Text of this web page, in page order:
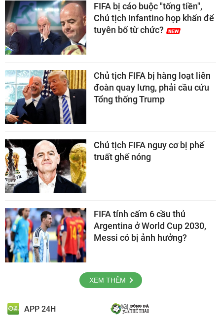
FIFA bị cáo buộc "tống tiền",
Chủ tịch Infantino họp khẩn để
tuyên bố từ chức?
Chủ tịch FIFA bị hàng loạt liên
đoàn quay lưng, phải cầu cứu
Tổng thống Trump
Chủ tịch FIFA nguy cơ bị phế
truất ghế nóng
FIFA tính cấm 6 cầu thủ
Argentina ở World Cup 2030,
Messi có bị ảnh hưởng?
XEM THÊM
APP 24H